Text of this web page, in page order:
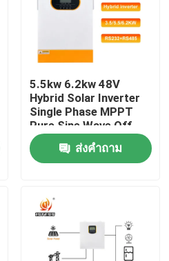
5.5kw 6.2kw 48V
Hybrid Solar Inverter
Single Phase MPPT
Pure Sine Wave Off
Grid Solar Inverter
Fast 10ms Transfer
Time
ส่งคำถาม